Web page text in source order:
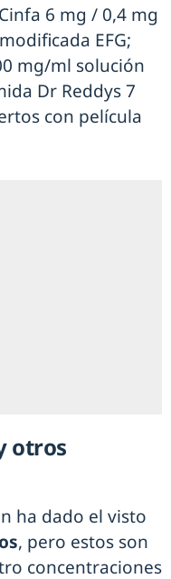
6 mg / 0,4 mg
EFG;
mg/ml solución
Dr Reddys 7
con película
otros
ha dado el visto
, pero estos son
concentraciones